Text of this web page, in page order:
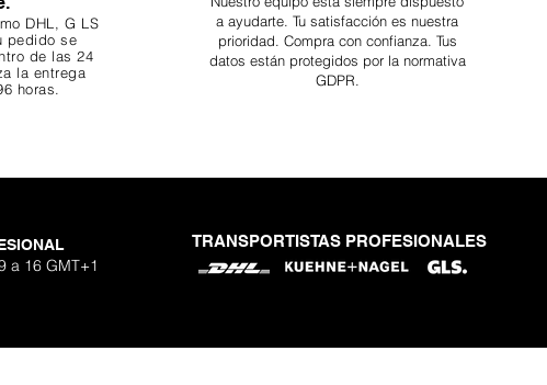
DHL, G LS
pedido se
de las 24
la entrega
horas.
a ayudarte. Tu satisfacción es nuestra
prioridad. Compra con confianza. Tus
datos están protegidos por la normativa
GDPR.
a 16 GMT+1
TRANSPORTISTAS PROFESIONALES